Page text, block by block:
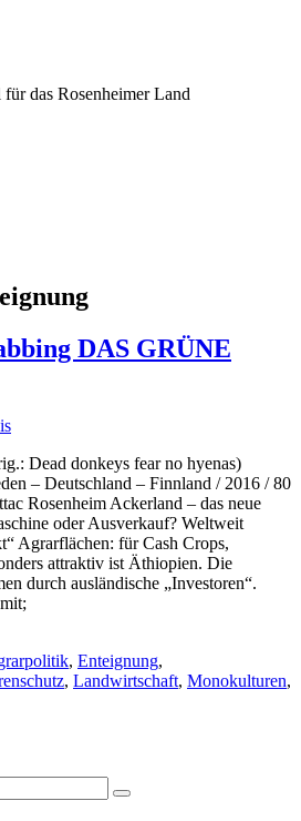
das Rosenheimer Land
DAS GRÜNE
Dead donkeys fear no hyenas)
– Deutschland – Finnland / 2016 / 80
Rosenheim Ackerland – das neue
oder Ausverkauf? Weltweit
Agrarflächen: für Cash Crops,
attraktiv ist Äthiopien. Die
durch ausländische „Investoren“.
, Enteignung,
, Landwirtschaft, Monokulturen,